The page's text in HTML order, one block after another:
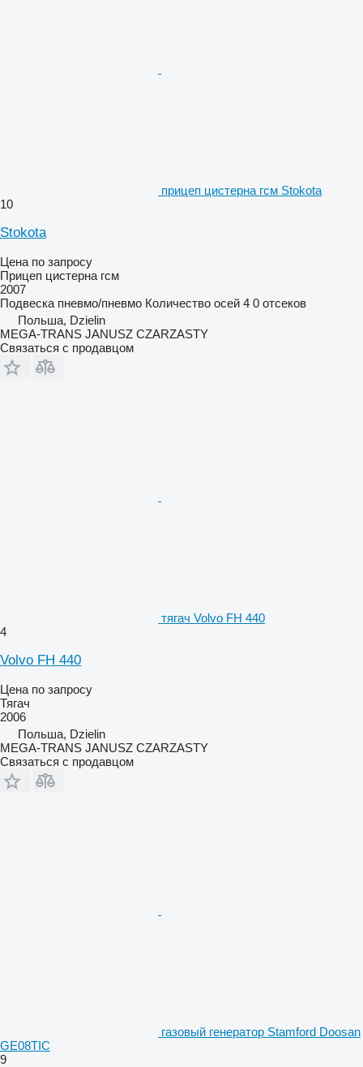
прицеп цистерна гсм Stokota
10
Stokota
Цена по запросу
Прицеп цистерна гсм
2007
Подвеска пневмо/пневмо Количество осей 4 0 отсеков
Польша, Dzielin
MEGA-TRANS JANUSZ CZARZASTY
Связаться с продавцом
тягач Volvo FH 440
4
Volvo FH 440
Цена по запросу
Тягач
2006
Польша, Dzielin
MEGA-TRANS JANUSZ CZARZASTY
Связаться с продавцом
газовый генератор Stamford Doosan
GE08TIC
9